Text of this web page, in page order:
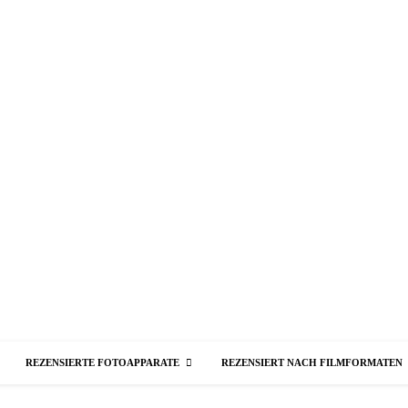
REZENSIERTE FOTOAPPARATE REZENSIERT NACH FILMFORMATEN